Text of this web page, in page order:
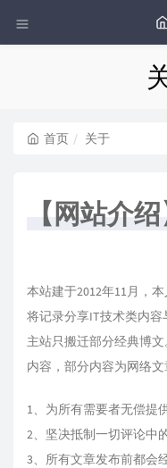
首页 关于
【网站介绍
本站建于2012年11月，
将记录分享IT技术类内
主站只搬迁部分经典博
内容，部分内容为网络文
1、为所有需要者无偿提
2、坚决抵制一切评论中
3、所有文章发布前都会